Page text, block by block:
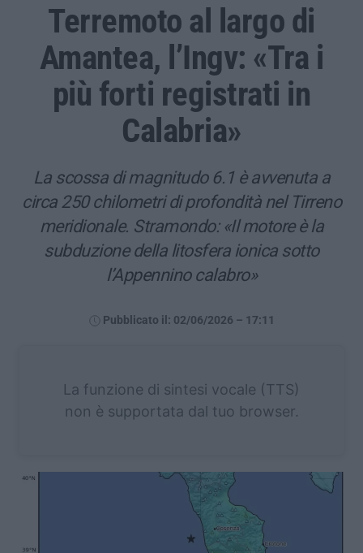
Terremoto al largo di
Amantea, l’Ingv: «Tra i
più forti registrati in
Calabria»
La scossa di magnitudo 6.1 è avvenuta a
circa 250 chilometri di profondità nel Tirreno
meridionale. Stramondo: «Il motore è la
subduzione della litosfera ionica sotto
l’Appennino calabro»
Pubblicato il: 02/06/2026 – 17:11
La funzione di sintesi vocale (TTS)
non è supportata dal tuo browser.